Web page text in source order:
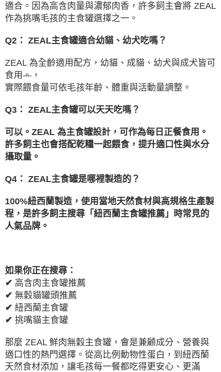
適合。因為高含肉量與濃郁肉香，許多飼主會將 ZEAL
作為挑嘴毛孩的主食罐選擇之一。
Q2 ： ZEAL主食罐適合幼貓、幼犬吃嗎？
ZEAL 為全齡適用配方，幼貓、成貓、幼犬與成犬皆可
食用。 ，
實際餵食量可依毛孩年齡、體重與活動量調整。
Q3 ： ZEAL主食罐可以天天吃嗎？
可以。 ZEAL 為主食罐設計，可作為每日正餐食用。
許多飼主也會搭配乾糧一起餵食，提升適口性與水分
攝取量。
Q4 ： ZEAL主食罐是哪裡製造的？
100%紐西蘭製造，使用當地天然食材與高規格生產製
程，是許多飼主搜尋「紐西蘭主食罐推薦」時常見的
人氣品牌。
如果你正在搜尋：
✔ 高含肉主食罐推薦
✔ 無穀貓罐頭推薦
✔ 紐西蘭主食罐
✔ 挑嘴貓主食罐
那麼 ZEAL 鮮肉無穀主食罐，會是兼顧成分、營養與
適口性的熱門選擇。從高比例動物性蛋白，到紐西蘭
天然食材添加，讓毛孩每一餐都吃得更安心、更滿